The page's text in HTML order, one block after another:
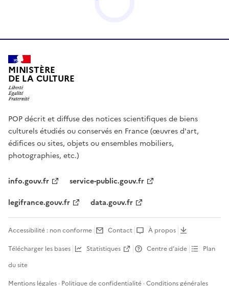
MINISTÈRE
DE LA CULTURE
POP décrit et diffuse des notices scientifiques de biens
culturels étudiés ou conservés en France (œuvres d'art,
édifices ou sites, objets ou ensembles mobiliers,
photographies, etc.)
info.gouv.fr
service-public.gouv.fr
legifrance.gouv.fr
data.gouv.fr
Accessibilité : non conforme Contact
À propos
Télécharger les bases
Statistiques Centre d’aide
Plan
du site
Mentions légales · Politique de confidentialité ·Conditions générales